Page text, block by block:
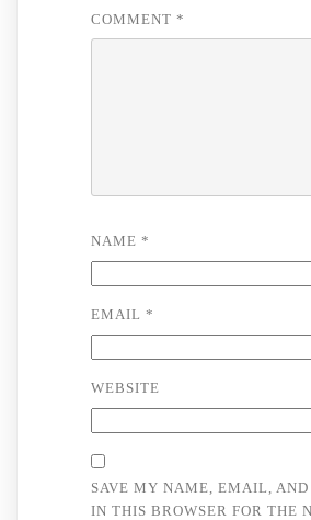
COMMENT *
NAME *
EMAIL *
WEBSITE
SAVE MY NAME, EMAIL, AND
IN THIS BROWSER FOR THE